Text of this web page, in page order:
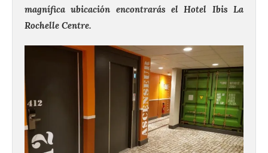
magnífica ubicación encontrarás el Hotel Ibis La
Rochelle Centre.